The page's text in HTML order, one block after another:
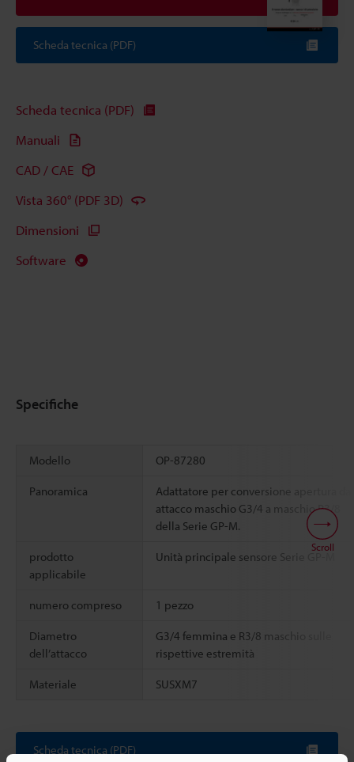
Scheda tecnica (PDF)
Scheda tecnica (PDF)
Manuali
CAD / CAE
Vista 360° (PDF 3D)
Dimensioni
Software
Specifiche
Modello OP-87280
Panoramica
Adattatore per conversione apertura da
attacco maschio G3/4 a maschio R3/8
della Serie GP-M.
prodotto
applicabile
Unità principale sensore Serie GP-M
numero compreso 1 pezzo
Diametro
dell’attacco
G3/4 femmina e R3/8 maschio sulle
rispettive estremità
Materiale SUSXM7
Scroll
Scheda tecnica (PDF)